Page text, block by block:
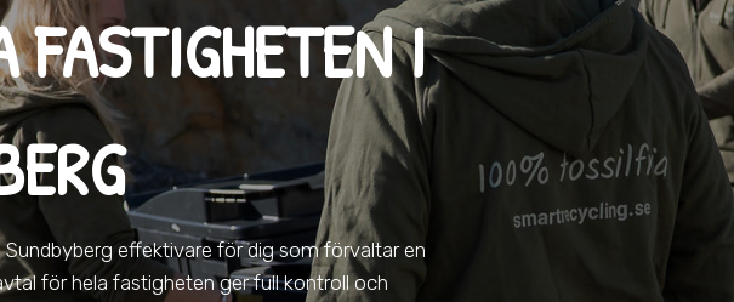
FASTIGHETEN I
Sundbyberg effektivare för dig som förvaltar en
för hela fastigheten ger full kontroll och